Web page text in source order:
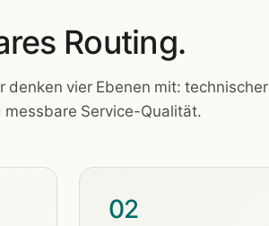
Routing.
denken vier Ebenen mit: technischer
messbare Service-Qualität.
02